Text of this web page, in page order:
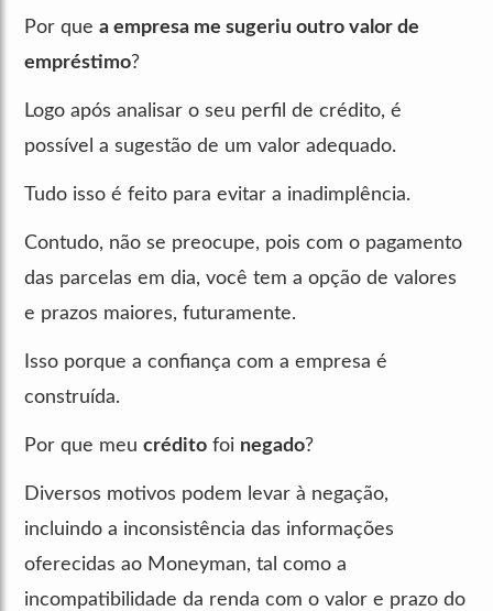
Por que a empresa me sugeriu outro valor de
empréstimo?
Logo após analisar o seu perfil de crédito, é
possível a sugestão de um valor adequado.
Tudo isso é feito para evitar a inadimplência.
Contudo, não se preocupe, pois com o pagamento
das parcelas em dia, você tem a opção de valores
e prazos maiores, futuramente.
Isso porque a confiança com a empresa é
construída.
Por que meu crédito foi negado?
Diversos motivos podem levar à negação,
incluindo a inconsistência das informações
oferecidas ao Moneyman, tal como a
incompatibilidade da renda com o valor e prazo do